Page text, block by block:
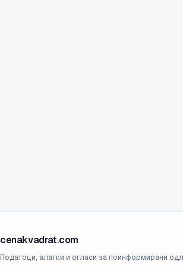
cenakvadrat.com
Податоци, алатки и огласи за поинформирани